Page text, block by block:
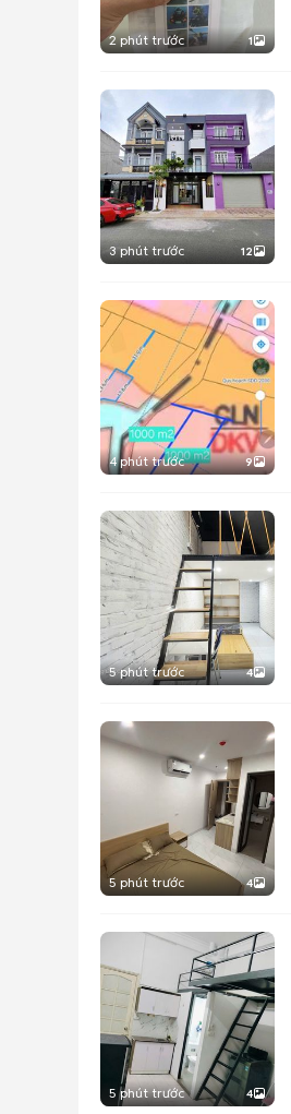
2 phút trước 1
3 phút trước 12
4 phút trước 9
5 phút trước 4
5 phút trước 4
5 phút trước 4